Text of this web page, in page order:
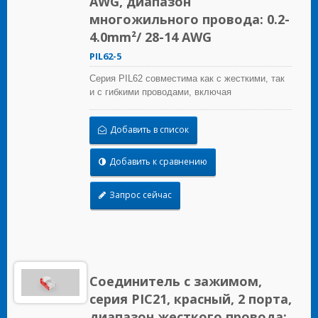
многожильного провода: 0.2-
4.0mm²/ 28-14 AWG
PIL62-5
Серия PIL62 совместима как с жесткими, так
и с гибкими проводами, включая
многожильные провода. Она предоставляет
полную альтернативу традиционным методам
пайки и изоленты. Провода можно легко
удалить и повторно использовать, просто
также является экономически эффективным.
Добавить в список
Добавить к сравнению
Запрос сейчас
Соединитель с зажимом,
серия PIC21, красный, 2 порта,